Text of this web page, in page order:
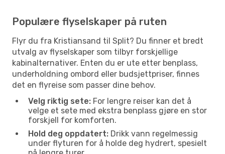
Populære flyselskaper på ruten
Flyr du fra Kristiansand til Split? Du finner et bredt
utvalg av flyselskaper som tilbyr forskjellige
kabinalternativer. Enten du er ute etter benplass,
underholdning ombord eller budsjettpriser, finnes
det en flyreise som passer dine behov.
Velg riktig sete: For lengre reiser kan det å
velge et sete med ekstra benplass gjøre en stor
forskjell for komforten.
Hold deg oppdatert: Drikk vann regelmessig
under flyturen for å holde deg hydrert, spesielt